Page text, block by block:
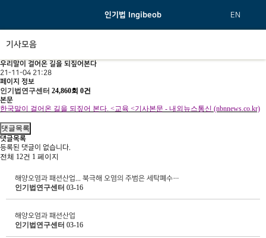
인기법 Ingibeob EN
기사모음
우리말이 걸어온 길을 되짚어본다
21-11-04 21:28
페이지 정보
인기법연구센터 24,860회 0건
본문
한국말이 걸어온 길을 되짚어 본다. <교육 <기사본문 - 내외뉴스통신 (nbnnews.co.kr)
댓글목록
댓글목록
등록된 댓글이 없습니다.
전체 12건 1 페이지
해양오염과 패션산업... 북극해 오염의 주범은 세탁폐수…
인기법연구센터 03-16
해양오염과 패션산업
인기법연구센터 03-16